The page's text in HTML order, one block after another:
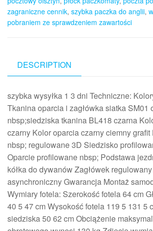
zagraniczne cennik, szybka paczka do anglii,
pobraniem ze sprawdzeniem zawartości
DESCRIPTION
szybka wysyłka 1 3 dni Techniczne:
Tkanina oparcia i zagłówka siatka SM01
nbsp;siedziska tkanina BL418 czarna
czarny Kolor oparcia czarny ciemny grafit
nbsp; regulowane 3D Siedzisko
Oparcie profilowane nbsp; Podstawa
kółka do dywanów Zagłówek
asynchroniczny Gwarancja Montaż
Wymiary fotela: Szerokość fotela 64 cm
40 5 47 cm Wysokość fotela 119 5 131 5
siedziska 50 62 cm Obciążenie